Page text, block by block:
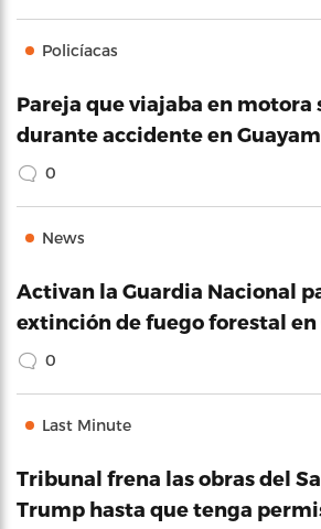
Policíacas
Pareja que viajaba en motora
durante accidente en
0
News
Activan la Guardia Nacional
extinción de fuego forestal en
0
Last Minute
Tribunal frena las obras del
Trump hasta que tenga